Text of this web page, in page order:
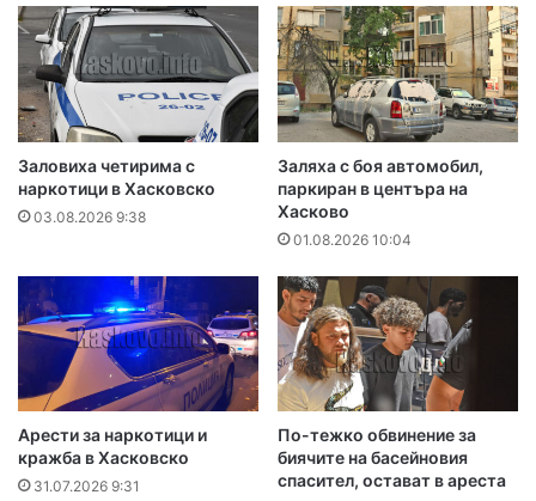
Заловиха четирима с
наркотици в Хасковско
03.08.2026 9:38
Заляха с боя автомобил,
паркиран в центъра на
Хасково
01.08.2026 10:04
Арести за наркотици и
кражба в Хасковско
31.07.2026 9:31
По-тежко обвинение за
биячите на басейновия
спасител, остават в ареста